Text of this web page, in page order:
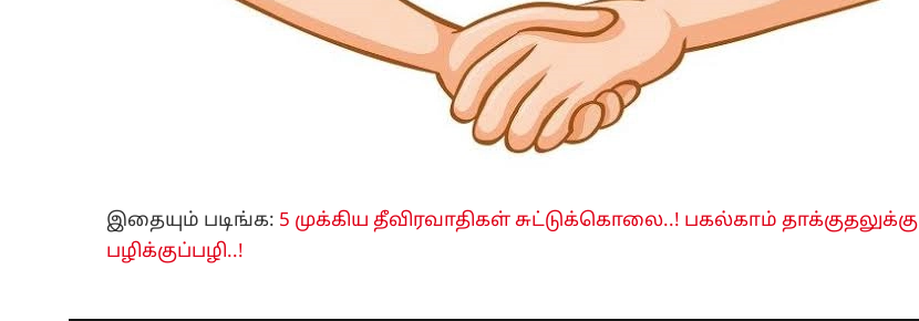
இதையும் படிங்க: 5 முக்கிய தீவிரவாதிகள் சுட்டுக்கொலை..! பகல்காம் தாக்குதலுக்கு
பழிக்குப்பழி..!